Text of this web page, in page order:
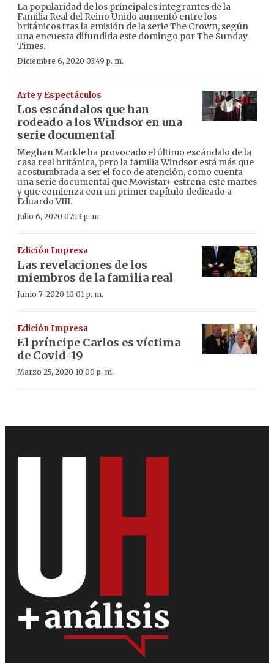
La popularidad de los principales integrantes de la
Familia Real del Reino Unido aumentó entre los
británicos tras la emisión de la serie The Crown, según
una encuesta difundida este domingo por The Sunday
Times.
Diciembre 6, 2020 03:49 p. m.
Arte y Espectáculos
Los escándalos que han
rodeado a los Windsor en una
serie documental
Meghan Markle ha provocado el último escándalo de la
casa real británica, pero la familia Windsor está más que
acostumbrada a ser el foco de atención, como cuenta
una serie documental que Movistar+ estrena este martes
y que comienza con un primer capítulo dedicado a
Eduardo VIII.
Julio 6, 2020 07:13 p. m.
Edición Impresa
Las revelaciones de los
miembros de la familia real
Junio 7, 2020 10:01 p. m.
Edición Impresa
El príncipe Carlos es víctima
de Covid-19
Marzo 25, 2020 10:00 p. m.